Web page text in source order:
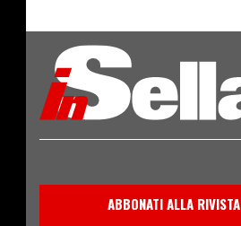
ABBONATI ALLA RIVISTA